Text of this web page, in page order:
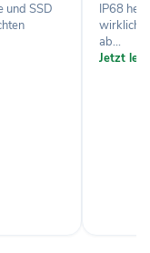
und SSD
IP68
wirklich
ab...
Jetzt